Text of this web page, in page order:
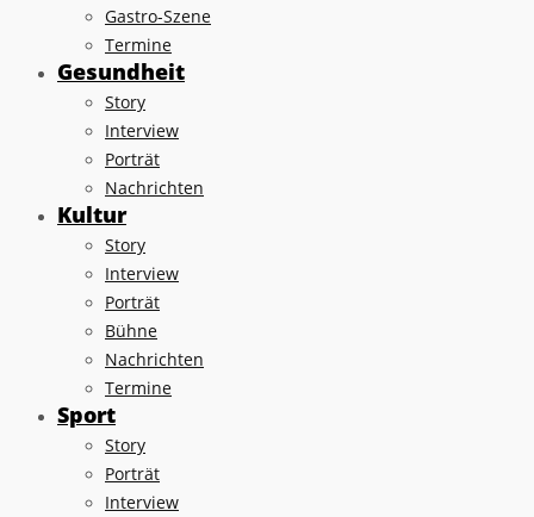
Gastro-Szene
Termine
Gesundheit
Story
Interview
Porträt
Nachrichten
Kultur
Story
Interview
Porträt
Bühne
Nachrichten
Termine
Sport
Story
Porträt
Interview